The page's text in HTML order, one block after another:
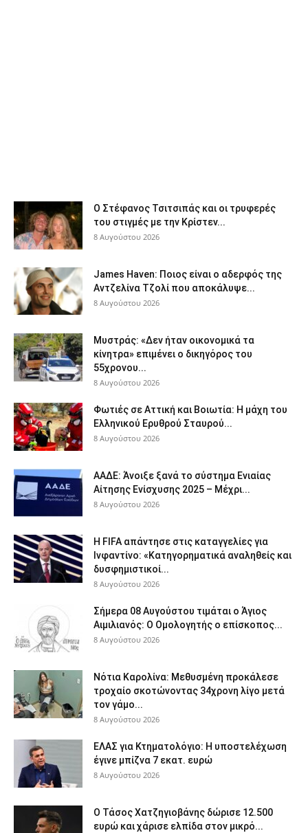
Ο Στέφανος Τσιτσιπάς και οι τρυφερές
του στιγμές με την Κρίστεν...
8 Αυγούστου 2026
James Haven: Ποιος είναι ο αδερφός της
Αντζελίνα Τζολί που αποκάλυψε...
8 Αυγούστου 2026
Μυστράς: «Δεν ήταν οικονομικά τα
κίνητρα» επιμένει ο δικηγόρος του
55χρονου...
8 Αυγούστου 2026
Φωτιές σε Αττική και Βοιωτία: Η μάχη του
Ελληνικού Ερυθρού Σταυρού...
8 Αυγούστου 2026
ΑΑΔΕ: Άνοιξε ξανά το σύστημα Ενιαίας
Αίτησης Ενίσχυσης 2025 – Μέχρι...
8 Αυγούστου 2026
Η FIFA απάντησε στις καταγγελίες για
Ινφαντίνο: «Κατηγορηματικά αναληθείς και
δυσφημιστικοί...
8 Αυγούστου 2026
Σήμερα 08 Αυγούστου τιμάται ο Άγιος
Αιμιλιανός: Ο Ομολογητής ο επίσκοπος...
8 Αυγούστου 2026
Νότια Καρολίνα: Μεθυσμένη προκάλεσε
τροχαίο σκοτώνοντας 34χρονη λίγο μετά
τον γάμο...
8 Αυγούστου 2026
ΕΛΑΣ για Κτηματολόγιο: Η υποστελέχωση
έγινε μπίζνα 7 εκατ. ευρώ
8 Αυγούστου 2026
Ο Τάσος Χατζηγιοβάνης δώρισε 12.500
ευρώ και χάρισε ελπίδα στον μικρό...